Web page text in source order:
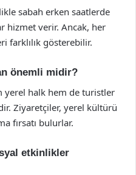
sabah erken saatlerde
hizmet verir. Ancak, her
farklılık gösterebilir.
önemli midir?
yerel halk hem de turistler
Ziyaretçiler, yerel kültürü
fırsatı bulurlar.
etkinlikler